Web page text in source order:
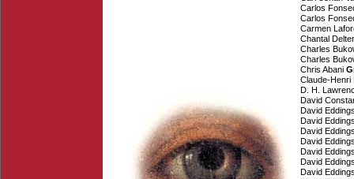
Carlos
Carlos
Carmen
Chantal
Charles
Charles
Chris Abani
Claude-Henri
D. H.
David
David
David
David
David
David
David
David